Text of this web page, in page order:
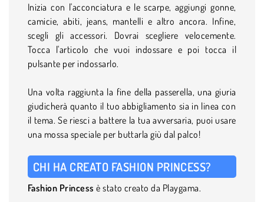
Inizia con l'acconciatura e le scarpe, aggiungi gonne,
camicie, abiti, jeans, mantelli e altro ancora. Infine,
scegli gli accessori. Dovrai scegliere velocemente.
Tocca l'articolo che vuoi indossare e poi tocca il
pulsante per indossarlo.
Una volta raggiunta la fine della passerella, una giuria
giudicherà quanto il tuo abbigliamento sia in linea con
il tema. Se riesci a battere la tua avversaria, puoi usare
una mossa speciale per buttarla giù dal palco!
CHI HA CREATO FASHION PRINCESS?
Fashion Princess è stato creato da Playgama.